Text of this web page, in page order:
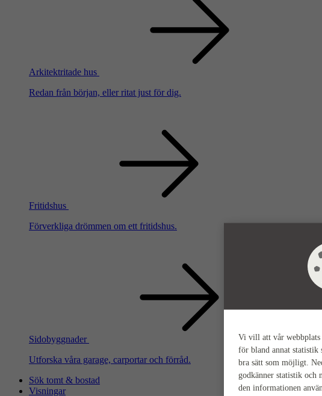
Vi vill att vår webbplats
för bland annat statistik
bra sätt som möjligt.
godkänner statistik och
den informationen
Arkitektritade hus
Redan från början, eller ritat just för dig.
Fritidshus
Förverkliga drömmen om ett fritidshus.
Sidobyggnader
Utforska våra garage, carportar och förråd.
Sök tomt & bostad
Visningar